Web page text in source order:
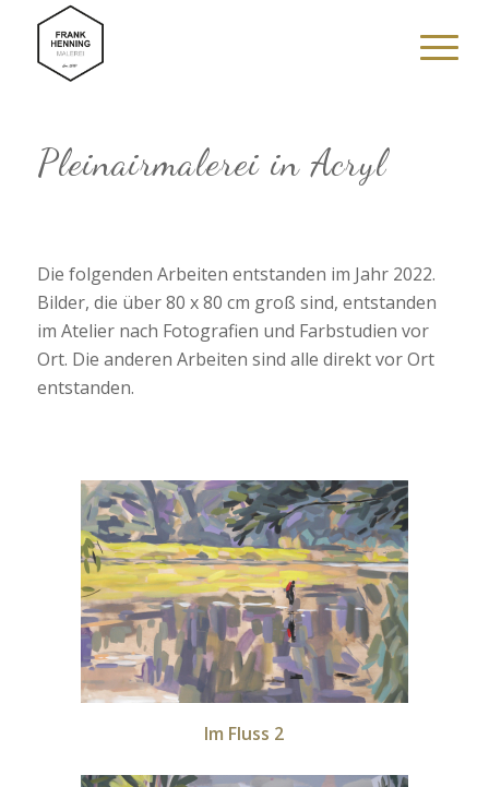
Pleinairmalerei in Acryl
Die folgenden Arbeiten entstanden im Jahr 2022.
Bilder, die über 80 x 80 cm groß sind, entstanden
im Atelier nach Fotografien und Farbstudien vor
Ort. Die anderen Arbeiten sind alle direkt vor Ort
entstanden.
Im Fluss 2